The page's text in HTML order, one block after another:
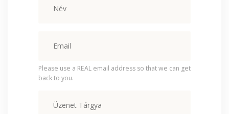
Please use a REAL email address so that we can get
back to you.